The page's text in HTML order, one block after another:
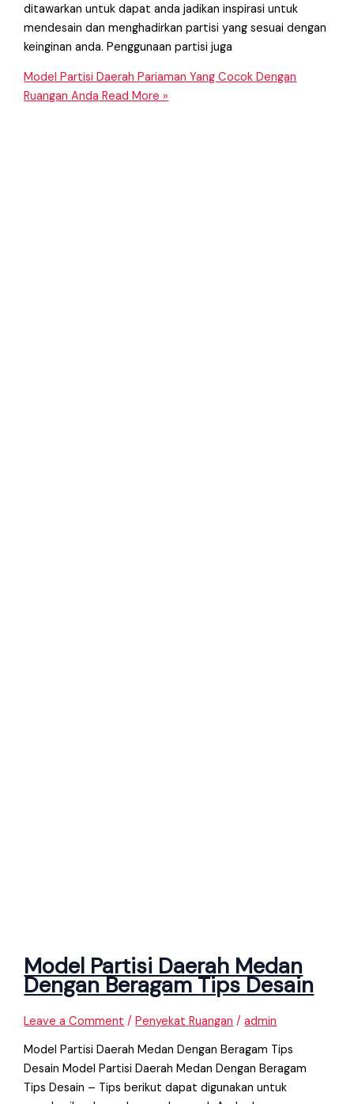
ditawarkan untuk dapat anda jadikan inspirasi untuk
mendesain dan menghadirkan partisi yang sesuai dengan
keinginan anda. Penggunaan partisi juga
Model Partisi Daerah Pariaman Yang Cocok Dengan
Ruangan Anda Read More »
Model Partisi Daerah Medan
Dengan Beragam Tips Desain
Leave a Comment /Penyekat Ruangan /admin
Model Partisi Daerah Medan Dengan Beragam Tips
Desain Model Partisi Daerah Medan Dengan Beragam
Tips Desain – Tips berikut dapat digunakan untuk